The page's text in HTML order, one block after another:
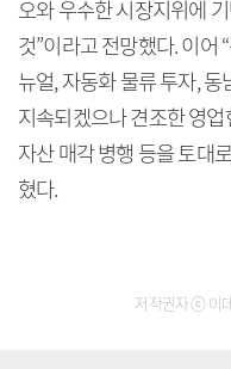
오와 우수한 시장지위에
것”이라고 전망했다. 이어
뉴얼, 자동화 물류 투자,
지속되겠으나 견조한 영
자산 매각 병행 등을 토대
혔다.
저작권자 ⓒ 이